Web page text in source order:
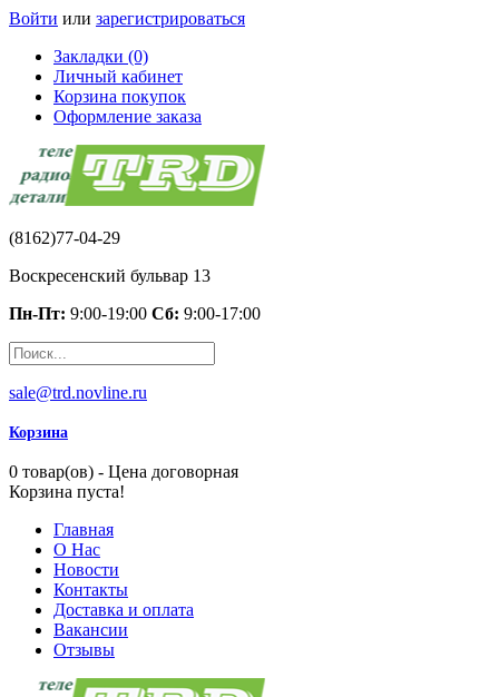
Войти или зарегистрироваться
Закладки (0)
Личный кабинет
Корзина покупок
Оформление заказа
(8162)77-04-29
Воскресенский бульвар 13
Пн-Пт: 9:00-19:00 Сб: 9:00-17:00
sale@trd.novline.ru
Корзина
0 товар(ов) - Цена договорная
Корзина пуста!
Главная
О Нас
Новости
Контакты
Доставка и оплата
Вакансии
Отзывы